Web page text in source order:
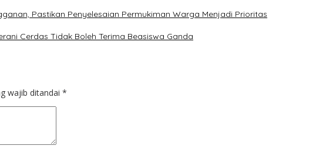
Pastikan Penyelesaian Permukiman Warga Menjadi Prioritas
Cerdas Tidak Boleh Terima Beasiswa Ganda
wajib ditandai *